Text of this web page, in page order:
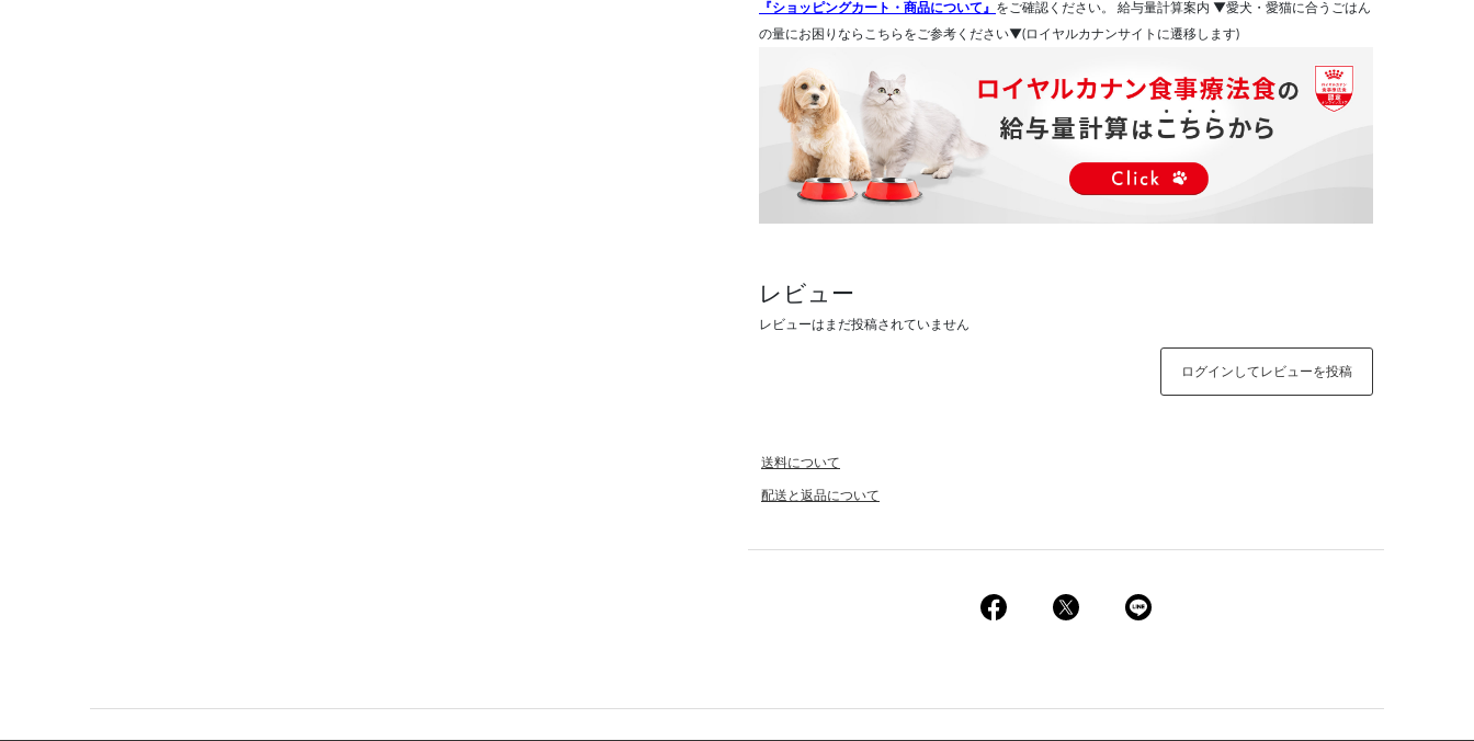
『ショッピングカート・商品について』 をご確認ください。 給与量計算案内 ▼愛犬・愛猫に合うごはん
の量にお困りならこちらをご参考ください▼(ロイヤルカナンサイトに遷移します)
レビュー
レビューはまだ投稿されていません
ログインしてレビューを投稿
送料について
配送と返品について